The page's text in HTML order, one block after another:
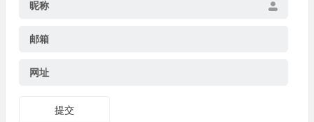
昵称
邮箱
网址
提交